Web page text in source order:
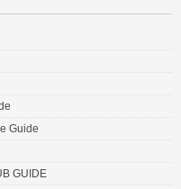
Guide
GUIDE